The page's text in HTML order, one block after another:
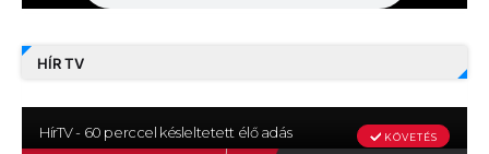
HÍR TV